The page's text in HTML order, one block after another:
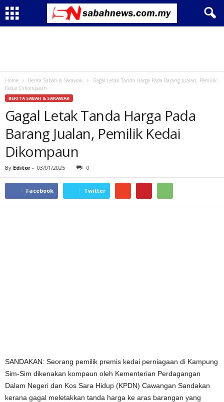
Home Berita Sabah & Sarawak
Gagal Letak Tanda Harga Pada Barang Jualan, Pemilik
Kedai Dikompaun
BERITA SABAH & SARAWAK
Gagal Letak Tanda Harga Pada
Barang Jualan, Pemilik Kedai
Dikompaun
By Editor - 03/01/2025 0
Facebook Twitter
SANDAKAN: Seorang pemilik premis kedai perniagaan di Kampung
Sim-Sim dikenakan kompaun oleh Kementerian Perdagangan
Dalam Negeri dan Kos Sara Hidup (KPDN) Cawangan Sandakan
kerana gagal meletakkan tanda harga ke aras barangan yang